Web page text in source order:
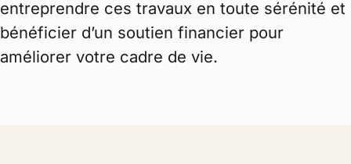
entreprendre ces travaux en toute sérénité et
bénéficier d’un soutien financier pour
améliorer votre cadre de vie.